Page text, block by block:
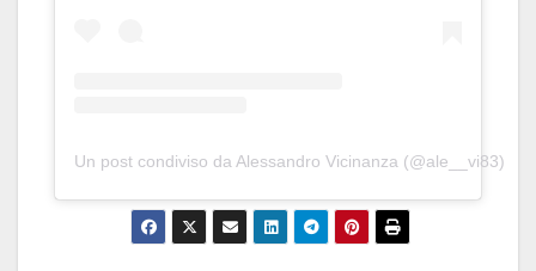
Un post condiviso da Alessandro Vicinanza (@ale__vi83)